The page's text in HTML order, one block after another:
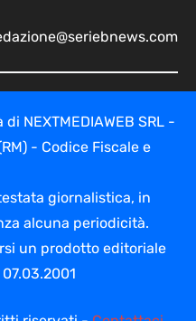
NEXTMEDIAWEB SRL -
- Codice Fiscale e
giornalistica, in
alcuna periodicità.
un prodotto editoriale